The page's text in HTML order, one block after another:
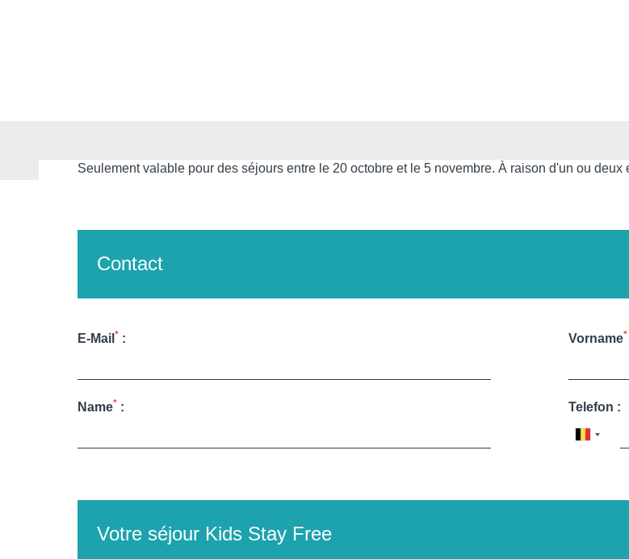
Seulement valable pour des séjours entre le 20 octobre et le 5 novembre. À raison d'un ou
Contact
E-Mail * : Vorname*
Name* : Telefon :
Votre séjour Kids Stay Free
Martin's RentmeesterijBilzen, 4*
Martin's Relais
Bruges, 4*
Martin's BruggeBruges, 3*
Martin's Manoir
Martin's Patershof